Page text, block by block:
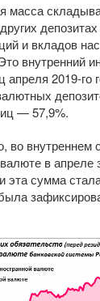
масса
и вкладов
внутренний
апреля 2019-го
— 57,9%.
во внутреннем
в апреле
эта сумма